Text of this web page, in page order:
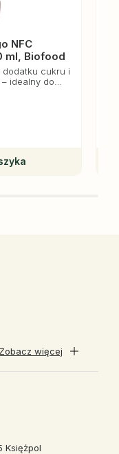
NFC
ml, Biofood
dodatku cukru i
idealny do
Zobacz więcej
Księżpol